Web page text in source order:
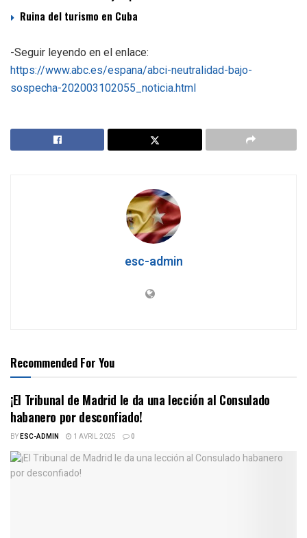
Ruina del turismo en Cuba
-Seguir leyendo en el enlace:
https://www.abc.es/espana/abci-neutralidad-bajo-
sospecha-202003102055_noticia.html
esc-admin
Recommended For You
¡El Tribunal de Madrid le da una lección al Consulado
habanero por desconfiado!
BYESC-ADMIN 1 AVRIL 2025 0